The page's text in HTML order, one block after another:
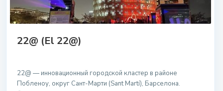
22@ (El 22@)
22@ — инновационный городской кластер в районе
Побленоу, округ Сант-Марти (Sant Martí), Барселона.